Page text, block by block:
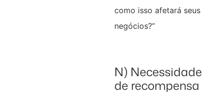
como isso afetará seus
negócios?”
N) Necessidade
de recompensa